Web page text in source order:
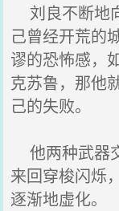
刘良不断地
己曾经开荒的
谬的恐怖感，
克苏鲁，那他
己的失败。
他两种武器
来回穿梭闪烁
逐渐地虚化。